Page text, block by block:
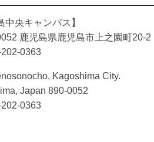
中央キャンパス】
鹿児島県鹿児島市上之園町20-2
0363
Kagoshima City.
Japan 890-0052
0363